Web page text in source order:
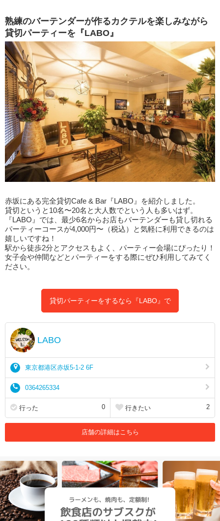
熟練のバーテンダーが作るカクテルを楽しみながら
貸切パーティーを『LABO』
赤坂にある完全貸切Cafe & Bar『LABO』を紹介しました。
貸切というと10名〜20名と大人数でという人も多いはず。
『LABO』では、最少6名からお店もバーテンダーも貸し切れる
パーティーコースが4,000円〜（税込）と気軽に利用できるのは
嬉しいですね！
駅から徒歩2分とアクセスもよく、パーティー会場にぴったり！
女子会や仲間などとパーティーをする際にぜひ利用してみてく
ださい。
貸切パーティーをするなら『LABO』で
LABO
東京都港区赤坂5-1-2 6F
0364265334
行った 0 行きたい 2
店舗の詳細はこちら